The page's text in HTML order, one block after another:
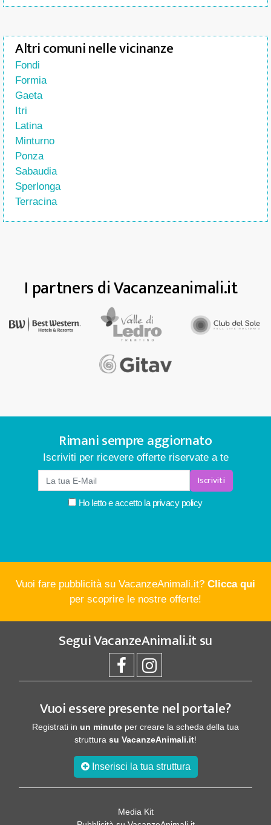
Altri comuni nelle vicinanze
Fondi
Formia
Gaeta
Itri
Latina
Minturno
Ponza
Sabaudia
Sperlonga
Terracina
I partners di Vacanzeanimali.it
Rimani sempre aggiornato
Iscriviti per ricevere offerte riservate a te
Iscriviti
Ho letto e accetto laprivacy policy
Vuoi fare pubblicità su VacanzeAnimali.it? Clicca qui
per scoprire le nostre offerte!
SeguiVacanzeAnimali.itsu
Vuoi essere presente nel portale?
Registrati in un minuto per creare la scheda della tua
struttura su VacanzeAnimali.it!
Inserisci la tua struttura
Media Kit